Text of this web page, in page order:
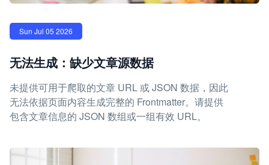
Sun Jul 05 2026
无法生成：缺少文章源数据
未提供可用于爬取的文章 URL 或 JSON 数据，因此
无法依据页面内容生成完整的 Frontmatter。请提供
包含文章信息的 JSON 数组或一组有效 URL。